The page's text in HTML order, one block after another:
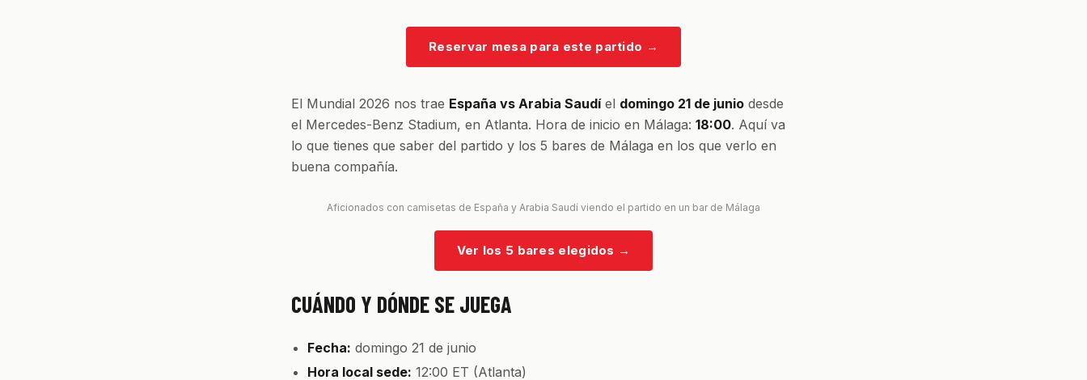
Reservar mesa para este partido →
El Mundial 2026 nos trae España vs Arabia Saudíel domingo 21 de junio desde
el Mercedes-Benz Stadium, en Atlanta. Hora de inicio en Málaga: 18:00. Aquí va
lo que tienes que saber del partido y los 5 bares de Málaga en los que verlo en
buena compañía.
Aficionados con camisetas de España y Arabia Saudí viendo el partido en un bar de Málaga
Ver los 5 bares elegidos →
CUÁNDO Y DÓNDE SE JUEGA
Fecha: domingo 21 de junio
Hora local sede: 12:00 ET (Atlanta)